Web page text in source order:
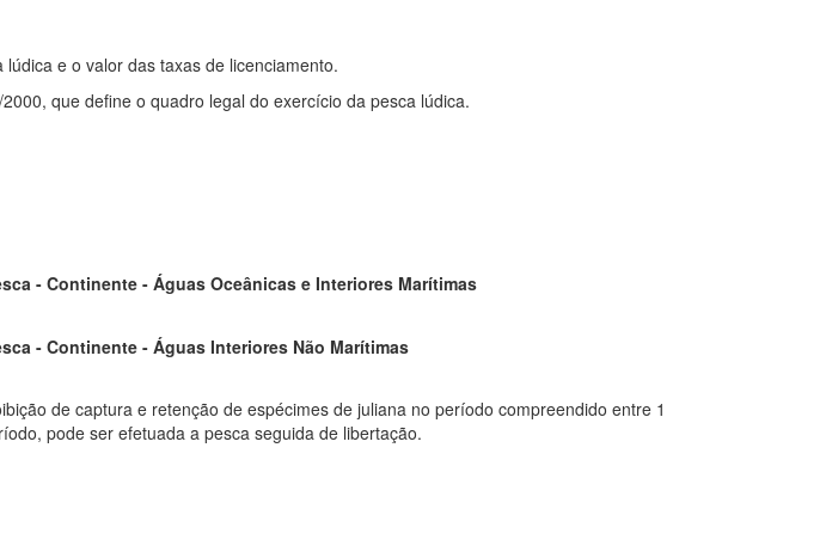
e o valor das taxas de licenciamento.
que define o quadro legal do exercício da pesca lúdica.
- Continente - Águas Oceânicas e Interiores Marítimas
- Continente - Águas Interiores Não Marítimas
de captura e retenção de espécimes de juliana no período compreendido entre 1
pode ser efetuada a pesca seguida de libertação.